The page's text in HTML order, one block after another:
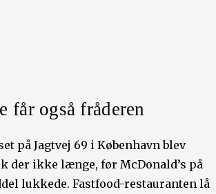
får også fråderen
på Jagtvej 69 i København blev
der ikke længe, før McDonald’s på
lukkede. Fastfood-restauranten lå